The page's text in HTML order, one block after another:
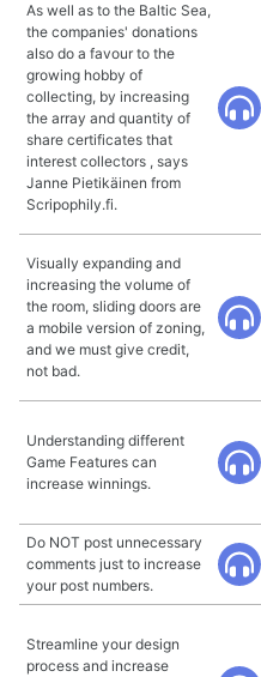
As well as to the Baltic Sea,
the companies' donations
also do a favour to the
growing hobby of
collecting, by increasing
the array and quantity of
share certificates that
interest collectors , says
Janne Pietikäinen from
Scripophily.fi.
Visually expanding and
increasing the volume of
the room, sliding doors are
a mobile version of zoning,
and we must give credit,
not bad.
Understanding different
Game Features can
increase winnings.
Do NOT post unnecessary
comments just to increase
your post numbers.
Streamline your design
process and increase